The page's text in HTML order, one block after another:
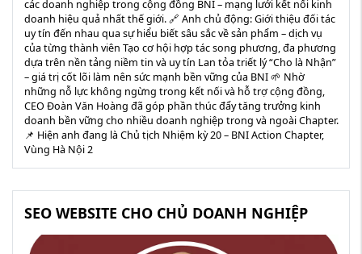
các doanh nghiệp trong cộng đồng BNI – mạng lưới kết nối kinh
doanh hiệu quả nhất thế giới. 🔗 Anh chủ động: Giới thiệu đối tác
uy tín đến nhau qua sự hiểu biết sâu sắc về sản phẩm – dịch vụ
của từng thành viên Tạo cơ hội hợp tác song phương, đa phương
dựa trên nền tảng niềm tin và uy tín Lan tỏa triết lý “Cho là Nhận”
– giá trị cốt lõi làm nên sức mạnh bền vững của BNI 🌱 Nhờ
những nỗ lực không ngừng trong kết nối và hỗ trợ cộng đồng,
CEO Đoàn Văn Hoàng đã góp phần thúc đẩy tăng trưởng kinh
doanh bền vững cho nhiều doanh nghiệp trong và ngoài Chapter.
📌 Hiện anh đang là Chủ tịch Nhiệm kỳ 20 – BNI Action Chapter,
Vùng Hà Nội 2
SEO WEBSITE CHO CHỦ DOANH NGHIỆP